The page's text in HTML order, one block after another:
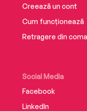
‘Essential
Ashworth, author
Creează un cont
Cum funcționează
Retragere din
Social Media
Facebook
LinkedIn